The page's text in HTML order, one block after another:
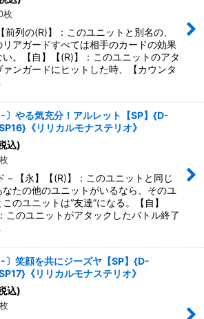
枚
前列の(R)】：このユニットと別名の、
リアガードすべては相手のカードの効果
い。【自】【(R)】：このユニットのアタ
ァンガードにヒットした時、【カウンタ
〕やる気充分！アルレット【SP】{D-
《リリカルモナステリオ》
込)
－【永】【(R)】：このユニットと同じ
なたの他のユニットがいるなら、そのユ
のユニットは“友達”になる。【自】
このユニットがアタックしたバトル終了
〕笑顔を共にジーズヤ【SP】{D-
《リリカルモナステリオ》
込)